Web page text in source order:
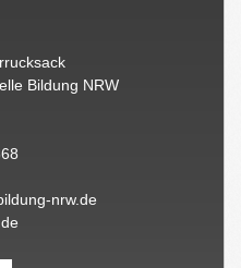
Bildung NRW
nrw.de